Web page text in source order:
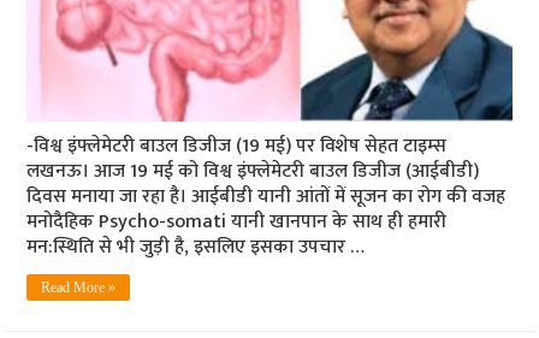
-विश्व इंफ्लेमेटरी बाउल डिजीज (19 मई) पर विशेष सेहत टाइम्स
लखनऊ। आज 19 मई को विश्व इंफ्लेमेटरी बाउल डिजीज (आईबीडी)
दिवस मनाया जा रहा है। आईबीडी यानी आंतों में सूजन का रोग की वजह
मनोदैहिक Psycho-somati यानी खानपान के सा​थ ही हमारी
मन:स्थिति से भी जुड़ी है, इसलिए इसका उपचार …
Read More »